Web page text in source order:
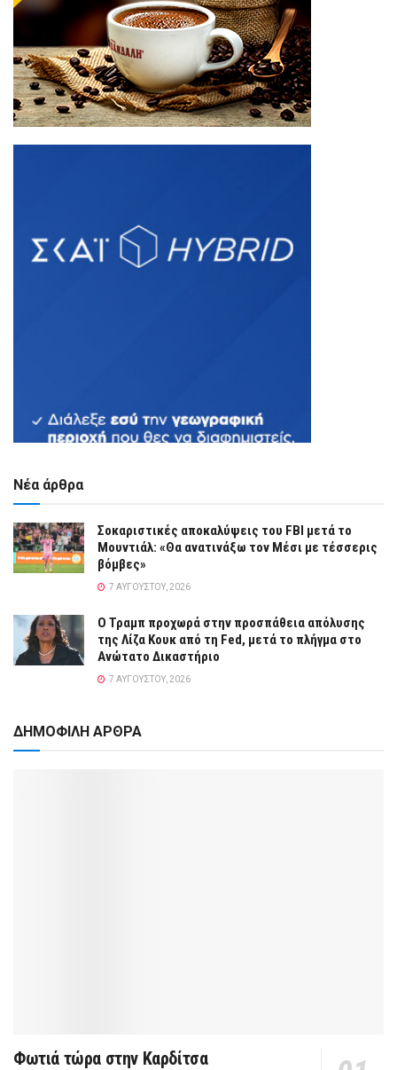
Νέα άρθρα
Σοκαριστικές αποκαλύψεις του FBI μετά το
Μουντιάλ: «Θα ανατινάξω τον Μέσι με τέσσερις
βόμβες»
7 ΑΥΓΟΎΣΤΟΥ, 2026
Ο Τραμπ προχωρά στην προσπάθεια απόλυσης
της Λίζα Κουκ από τη Fed, μετά το πλήγμα στο
Ανώτατο Δικαστήριο
7 ΑΥΓΟΎΣΤΟΥ, 2026
ΔΗΜΟΦΙΛΗ ΑΡΘΡΑ
Φωτιά τώρα στην Καρδίτσα